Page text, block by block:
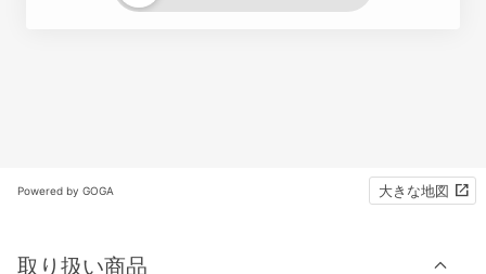
Powered by GOGA 大きな地図
取り扱い商品